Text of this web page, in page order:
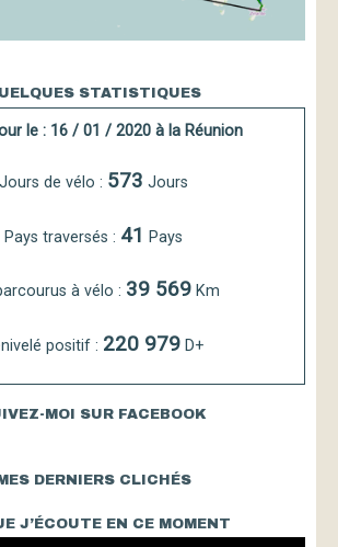
STATISTIQUES
le : 16 / 01 / 2020 à la Réunion
Jours de vélo : 573 Jours
Pays traversés : 41 Pays
à vélo : 39 569 Km
positif : 220 979D+
MOI SUR FACEBOOK
MES DERNIERS CLICHÉS
J’ÉCOUTE EN CE MOMENT